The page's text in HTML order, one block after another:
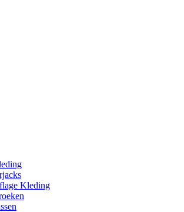
Kleding